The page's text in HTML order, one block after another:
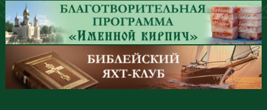
Перейти к основному содержанию